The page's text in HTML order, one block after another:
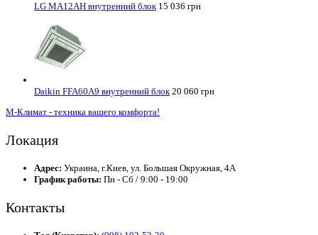
LG MA12AH внутренний блок 15 036 грн
Daikin FFA60A9 внутренний блок 20 060 грн
М-Климат - техника вашего комфорта!
Локация
Адрес: Украина, г.Киев, ул. Большая Окружная, 4А
График работы: Пн - Сб / 9:00 - 19:00
Контакты